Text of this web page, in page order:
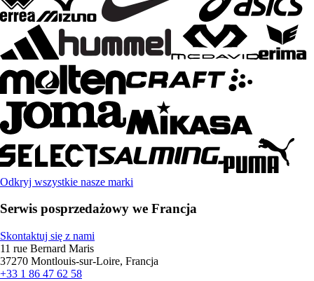
Odkryj wszystkie nasze marki
Serwis posprzedażowy we Francja
Skontaktuj się z nami
11 rue Bernard Maris
37270 Montlouis-sur-Loire, Francja
+33 1 86 47 62 58